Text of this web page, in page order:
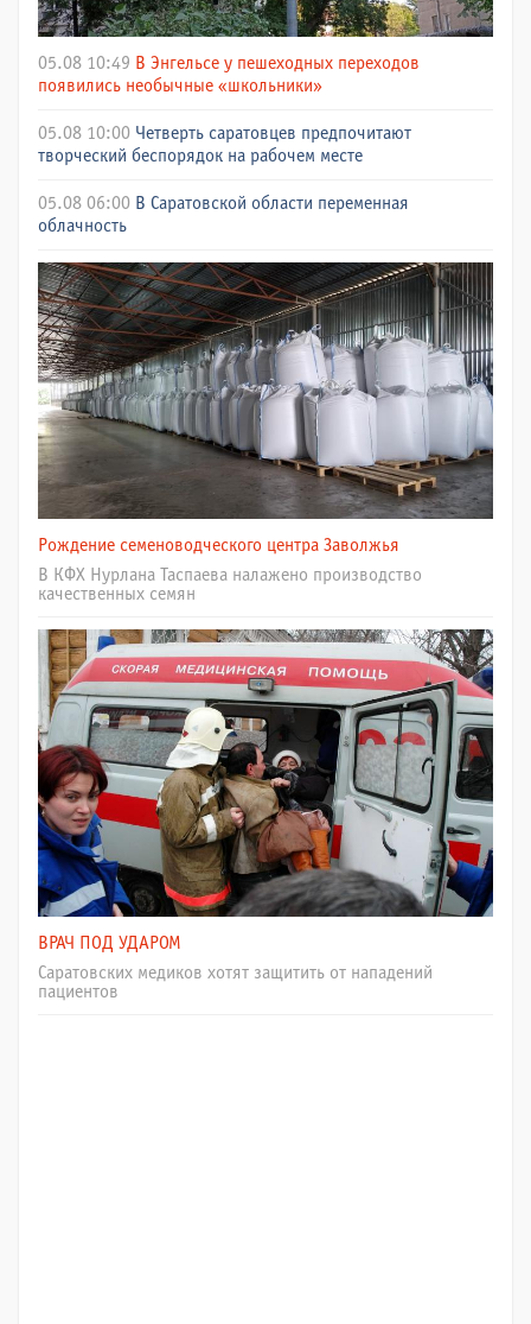
05.08 10:49 В Энгельсе у пешеходных переходов
появились необычные «школьники»
05.08 10:00 Четверть саратовцев предпочитают
творческий беспорядок на рабочем месте
05.08 06:00 В Саратовской области переменная
облачность
Рождение семеноводческого центра Заволжья
В КФХ Нурлана Таспаева налажено производство
качественных семян
ВРАЧ ПОД УДАРОМ
Саратовских медиков хотят защитить от нападений
пациентов